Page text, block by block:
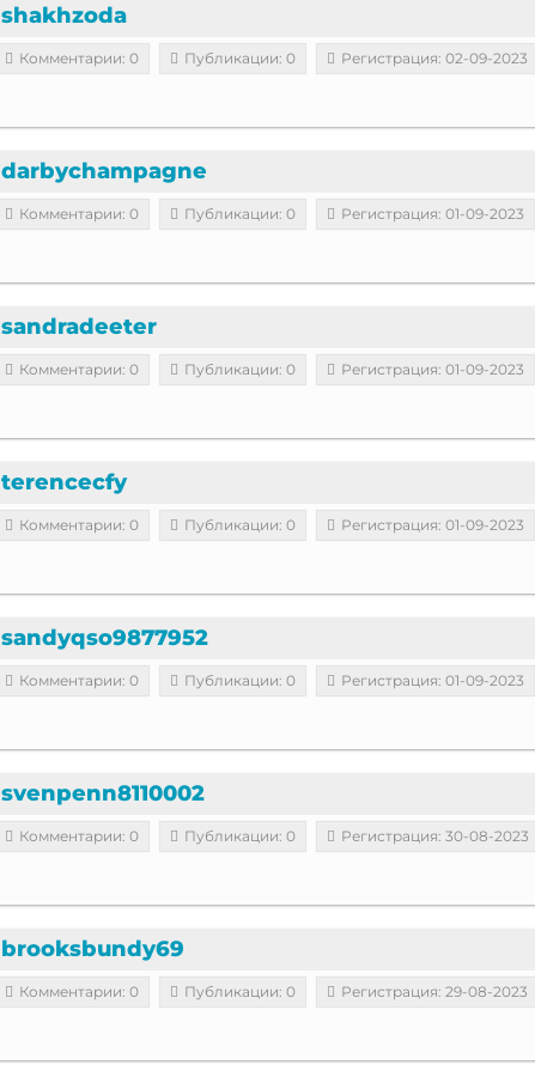
shakhzoda
Комментарии: 0 Публикации: 0 Регистрация: 02-09-2023
darbychampagne
Комментарии: 0 Публикации: 0 Регистрация: 01-09-2023
sandradeeter
Комментарии: 0 Публикации: 0 Регистрация: 01-09-2023
terencecfy
Комментарии: 0 Публикации: 0 Регистрация: 01-09-2023
sandyqso9877952
Комментарии: 0 Публикации: 0 Регистрация: 01-09-2023
svenpenn8110002
Комментарии: 0 Публикации: 0 Регистрация: 30-08-2023
brooksbundy69
Комментарии: 0 Публикации: 0 Регистрация: 29-08-2023